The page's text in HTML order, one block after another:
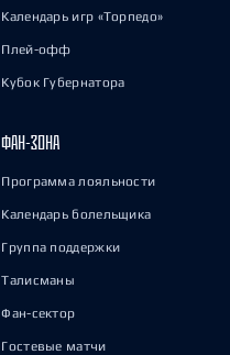
Календарь игр «Торпедо»
Плей-офф
Кубок Губернатора
ФАН-ЗОНА
Программа лояльности
Календарь болельщика
Группа поддержки
Талисманы
Фан-сектор
Гостевые матчи